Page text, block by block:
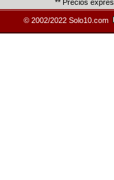
** Precios
© 2002/2022 Solo10.com